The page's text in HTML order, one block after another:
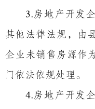
3.房地产开发
其他法律法规，由
企业未销售房源作
门依法依规处理。
4.房地产开发